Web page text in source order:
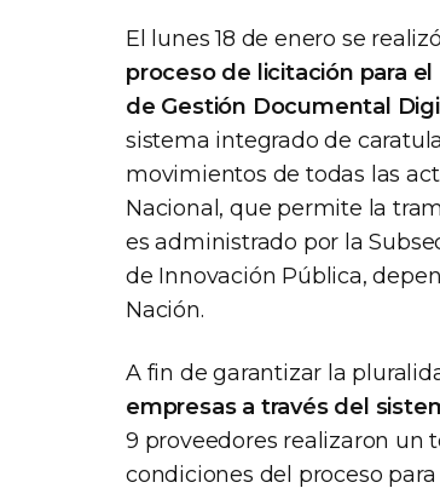
El lunes 18 de enero se
proceso de licitación para
de Gestión Documental
sistema integrado de
movimientos de todas las
Nacional, que permite la
es administrado por la
de Innovación Pública,
Nación.
A fin de garantizar la
empresas a través del
9 proveedores realizaron un
condiciones del proceso